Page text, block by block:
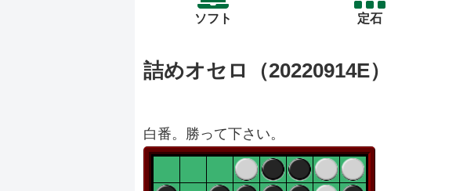
ソフト 定石
詰めオセロ（20220914E）
白番。勝って下さい。